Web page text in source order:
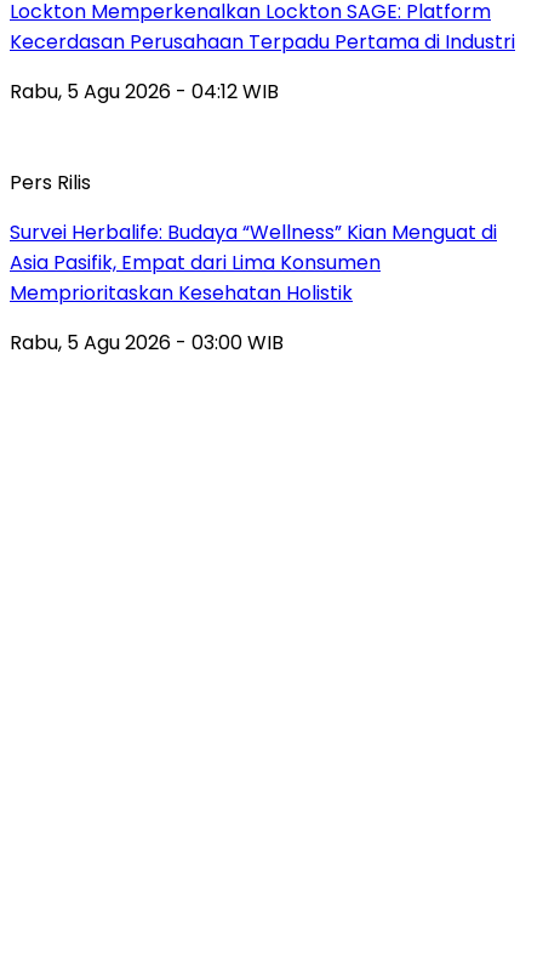
Lockton Memperkenalkan Lockton SAGE: Platform
Kecerdasan Perusahaan Terpadu Pertama di Industri
Rabu, 5 Agu 2026 - 04:12 WIB
Pers Rilis
Survei Herbalife: Budaya “Wellness” Kian Menguat di
Asia Pasifik, Empat dari Lima Konsumen
Memprioritaskan Kesehatan Holistik
Rabu, 5 Agu 2026 - 03:00 WIB